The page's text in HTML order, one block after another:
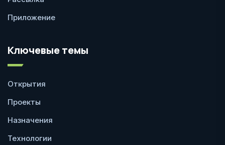
Приложение
Ключевые темы
Открытия
Проекты
Назначения
Технологии